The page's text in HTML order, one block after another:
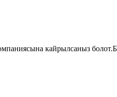
кайрылсаныз